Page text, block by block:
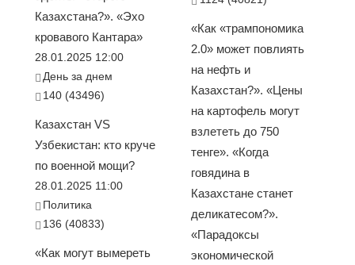
Казахстана?». «Эхо
кровавого Кантара»
28.01.2025 12:00
День за днем
140 (43496)
Казахстан VS
Узбекистан: кто круче
по военной мощи?
28.01.2025 11:00
Политика
136 (40833)
«Как могут вымереть
«Как «трампономика
2.0» может повлиять
на нефть и
Казахстан?». «Цены
на картофель могут
взлететь до 750
тенге». «Когда
говядина в
Казахстане станет
деликатесом?».
«Парадоксы
экономической